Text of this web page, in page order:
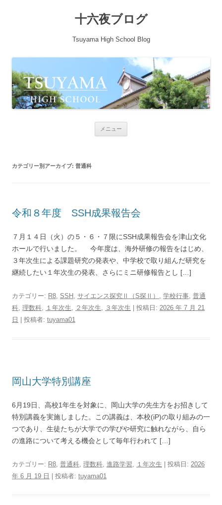
十六夜ブログ
Tsuyama High School Blog
メニュー
カテゴリー別アーカイブ: 普通科
令和８年度 SSH成果報告会
７月１４日（火）の５・６・７限にSSH成果報告会を津山文化
ホールで行いました。 今年度は、海外研修の報告をはじめ、
３年次生による課題研究の発表や、中学校で取り組んだ研究を
継続したい１年次生の発表、さらにミニ研修報告とし […]
カテゴリー: R8, SSH , サイエンス探究Ⅱ（S探Ⅱ） , 学校行事, 普通
科, 理数科, １年次生, ２年次生, ３年次生 | 投稿日: 2026 年 7 月 21
日
投稿者: tuyama01
岡山大学特別講座
6月19日、高校1年生を対象に、岡山大学の先生方をお招きして
特別講義を実施しました。この講義は、本校(iP)の取り組みの一
つであり、生徒たちが大学での学びや研究に触れながら、自ら
の進路について考える機会として毎年行われて […]
カテゴリー: R8, 普通科, 理数科, 進路学習, １年次生 | 投稿日: 2026
年 6 月 19 日
投稿者: tuyama01